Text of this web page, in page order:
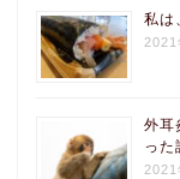
私は
2021
外耳
った
2021